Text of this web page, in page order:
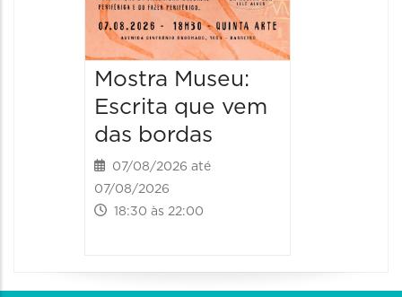
Mostra Museu:
Escrita que vem
das bordas
07/08/2026 até
07/08/2026
18:30 às 22:00